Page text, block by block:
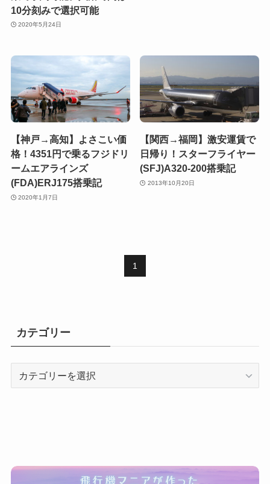
10分刻みで選択可能
2020年5月24日
【神戸→高知】よさこい価
格！4351円で乗るフジドリ
ームエアラインズ
(FDA)ERJ175搭乗記
2020年1月7日
【関西→福岡】激安運賃で
日帰り！スターフライヤー
(SFJ)A320-200搭乗記
2013年10月20日
1
カテゴリー